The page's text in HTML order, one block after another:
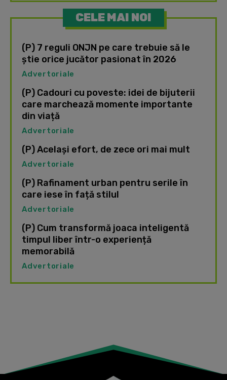
CELE MAI NOI
(P) 7 reguli ONJN pe care trebuie să le
știe orice jucător pasionat în 2026
Advertoriale
(P) Cadouri cu poveste: idei de bijuterii
care marchează momente importante
din viață
Advertoriale
(P) Același efort, de zece ori mai mult
Advertoriale
(P) Rafinament urban pentru serile în
care iese în față stilul
Advertoriale
(P) Cum transformă joaca inteligentă
timpul liber într-o experiență
memorabilă
Advertoriale